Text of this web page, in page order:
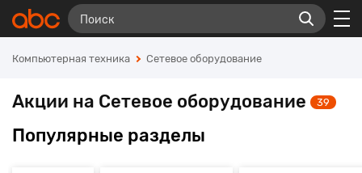
Компьютерная техника Сетевое оборудование
Акции на Сетевое оборудование 39
Популярные разделы